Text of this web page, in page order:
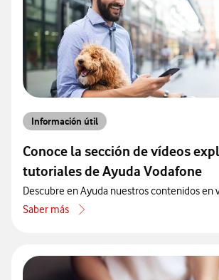
Información útil
Conoce la sección de vídeos
tutoriales de Ayuda Vodafone
Descubre en Ayuda nuestros contenidos en
Saber más
acerca de Conoce la sección de vídeos